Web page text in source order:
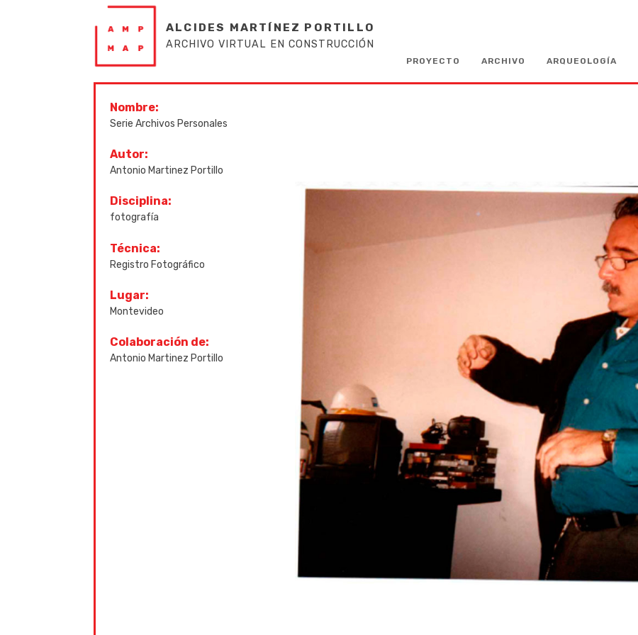
ALCIDES MARTÍNEZ PORTILLO
ARCHIVO VIRTUAL EN CONSTRUCCIÓN
PROYECTO ARCHIVO ARQUEOLOGÍA
Nombre:
Serie Archivos Personales
Autor:
Antonio Martinez Portillo
Disciplina:
fotografía
Técnica:
Registro Fotográfico
Lugar:
Montevideo
Colaboración de:
Antonio Martinez Portillo